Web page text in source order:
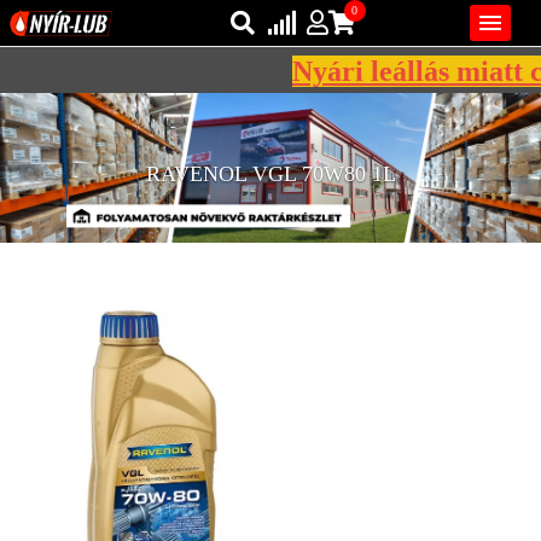
REGISZTRÁCIÓ
KENŐANYAGOK
MÁRKÁK
VISZKOZITÁSOK

Bejelentkezés
Regisztráció
0
AZ ÖN KOSARA ÜRES
Nyári leállás miatt
RAVENOL VGL 70W80 1L